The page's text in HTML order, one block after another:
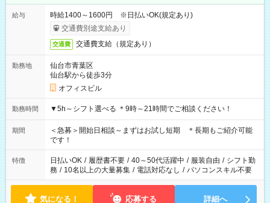
給与
時給1400～1600円 ※日払いOK(規定あり)
交通費別途支給あり
交通費 交通費支給（規定あり）
勤務地
仙台市青葉区
仙台駅から徒歩3分
オフィスビル
勤務時間 ▼5h～シフト選べる ＊9時～21時間でご相談ください！
期間
＜急募＞開始日相談～まずはお試し短期 ＊長期もご紹介可能
です！
特徴 日払いOK / 履歴書不要 / 40～50代活躍中 / 服装自由 / シフト勤
務 / 10名以上の大量募集 / 電話対応なし / パソコンスキル不要
気になる！ 応募する 詳細へ